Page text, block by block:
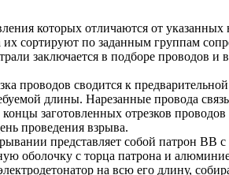
которых отличаются от
сортируют по заданным группам
заключается в подборе проводов
проводов сводится к
длины. Нарезанные провода
заготовленных отрезков
проведения взрыва.
представляет собой патрон
оболочку с торца патрона и
на всю его длину,